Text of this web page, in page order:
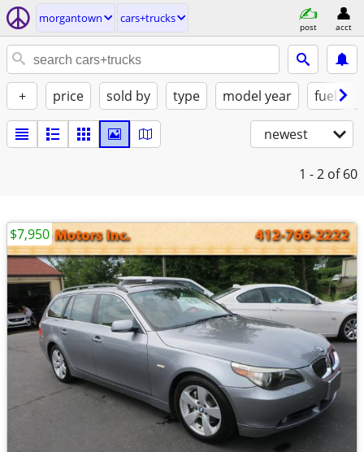
morgantown cars+trucks
post acct
+ price sold by type model year fuel
newest
1 - 2 of 60
$7,950